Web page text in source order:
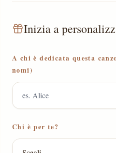
Inizia a
A chi è dedicata questa
nomi)
Chi è per te?